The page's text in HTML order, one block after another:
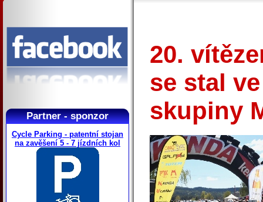
Partner - sponzor
Cycle Parking - patentní stojan
na zavěšení 5 - 7 jízdních kol
20.
se stal
skupiny